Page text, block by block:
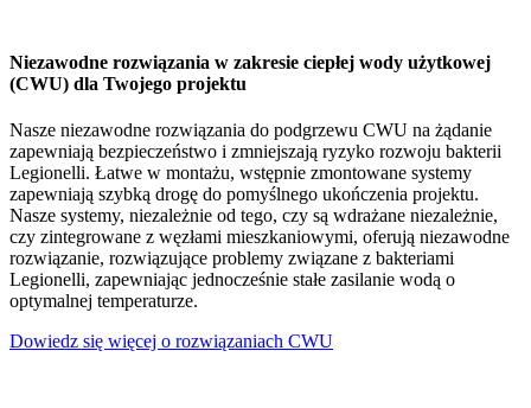
Niezawodne rozwiązania w zakresie ciepłej wody użytkowej
(CWU) dla Twojego projektu
Nasze niezawodne rozwiązania do podgrzewu CWU na żądanie
zapewniają bezpieczeństwo i zmniejszają ryzyko rozwoju bakterii
Legionelli. Łatwe w montażu, wstępnie zmontowane systemy
zapewniają szybką drogę do pomyślnego ukończenia projektu.
Nasze systemy, niezależnie od tego, czy są wdrażane niezależnie,
czy zintegrowane z węzłami mieszkaniowymi, oferują niezawodne
rozwiązanie, rozwiązujące problemy związane z bakteriami
Legionelli, zapewniając jednocześnie stałe zasilanie wodą o
optymalnej temperaturze.
Dowiedz się więcej o rozwiązaniach CWU